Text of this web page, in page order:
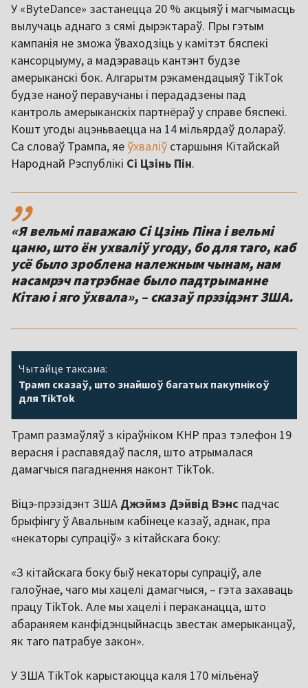
У «ByteDance» застанецца 20 % акцыяў і магчымасць
вылучаць аднаго з сямі дырэктараў. Пры гэтым
кампанія не зможа ўваходзіць у камітэт бяспекі
кансорцыуму, а мадэраваць кантэнт будзе
амерыканскі бок. Алгарытм рэкамендацыяў TikTok
будзе наноў перавучаны і перададзены пад
кантроль амерыканскіх партнёраў у справе бяспекі.
Кошт угоды ацэньваецца на 14 мільярдаў долараў.
Са словаў Трампа, яеўхваліў старшыня Кітайскай
Народнай Рэспублікі Сі Цзінь Пін.
,,
«Я вельмі паважаю Сі Цзінь Піна і вельмі
цаню, што ён ухваліў угоду, бо для таго, каб
усё было зроблена належным чынам, нам
насамрэч патрэбнае было падтрыманне
Кітаю і яго ўхвала», – сказаў прэзідэнт ЗША.
Чытайце таксама:
Трамп сказаў, што знайшоў багатых пакупнікоў
для TikTok
Трамп размаўляў з кіраўніком КНР праз тэлефон 19
верасня і распавядаў пасля, што атрымалася
дамагчыся пагаднення наконт TikTok.
Віцэ-прэзідэнт ЗША Джэймз Дэйвід Вэнс падчас
брыфінгу ў Авальным кабінеце казаў, аднак, пра
«некаторы супраціў» з кітайскага боку:
«З кітайскага боку быў некаторы супраціў, але
галоўнае, чаго мы хацелі дамагчыся, – гэта захаваць
працу TikTok. Але мы хацелі і пераканацца, што
абараняем канфідэнцыйнасць звестак амерыканцаў,
як таго патрабуе закон».
У ЗША TikTok карыстаюцца каля 170 мільёнаў